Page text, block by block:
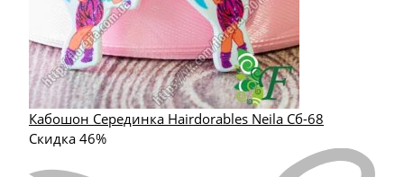
Кабошон Серединка Hairdorables Neila Сб-68
Скидка 46%